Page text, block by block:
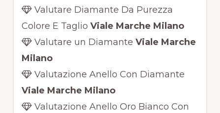
Valutare Diamante Da Purezza
Colore E Taglio Viale Marche Milano
Valutare un Diamante Viale Marche
Milano
Valutazione Anello Con Diamante
Viale Marche Milano
Valutazione Anello Oro Bianco Con